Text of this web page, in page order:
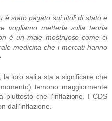
è stato pagato sui titoli di stato e
vogliamo metterla sulla teoria
è un male mostruoso come ci
medicina che i mercati hanno
la loro salita sta a significare che
temono maggiormente
piuttosto che l'inflazione. I CDS
dall'inflazione.